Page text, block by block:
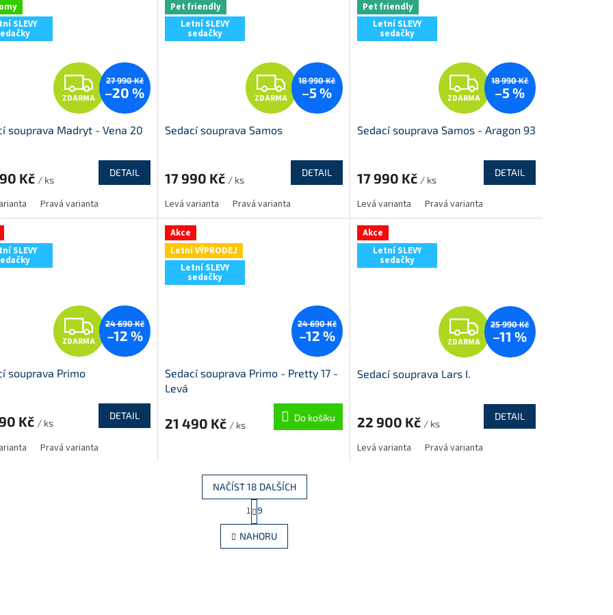
SLEVY
Z
D
A
R
M
A
ZDARMA
27 990 Kč
–20 %
souprava Madryt - Vena 20
Kč / ks
DETAIL
Pravá varianta
Pet friendly
Letní SLEVY
sedačky
Z
D
R
M
A
ZDARMA
18 990 Kč
–5 %
Sedací souprava Samos
17 990 Kč / ks
DETAIL
Levá varianta Pravá varianta
Pet friendly
Letní SLEVY
sedačky
Z
D
A
R
M
A
ZDARMA
18 990 Kč
–5 %
Sedací souprava Samos - Aragon 93
17 990 Kč / ks
DETAIL
Levá varianta Pravá varianta
SLEVY
Z
D
R
M
ZDARMA
24 690 Kč
–12 %
souprava Primo
Kč / ks
DETAIL
Pravá varianta
Akce
Letní VÝPRODEJ
Letní SLEVY
sedačky
24 690 Kč
–12 %
Sedací souprava Primo - Pretty 17 -
Levá
21 490 Kč / ks
Do košíku
Akce
Letní SLEVY
sedačky
Z
D
R
M
ZDARMA
25 990 Kč
–11 %
Sedací souprava Lars I.
22 900 Kč / ks
DETAIL
Levá varianta Pravá varianta
O
v
l
NAČÍST 18 DALŠÍCH
S
t
r
á
n
1 9
NAHORU